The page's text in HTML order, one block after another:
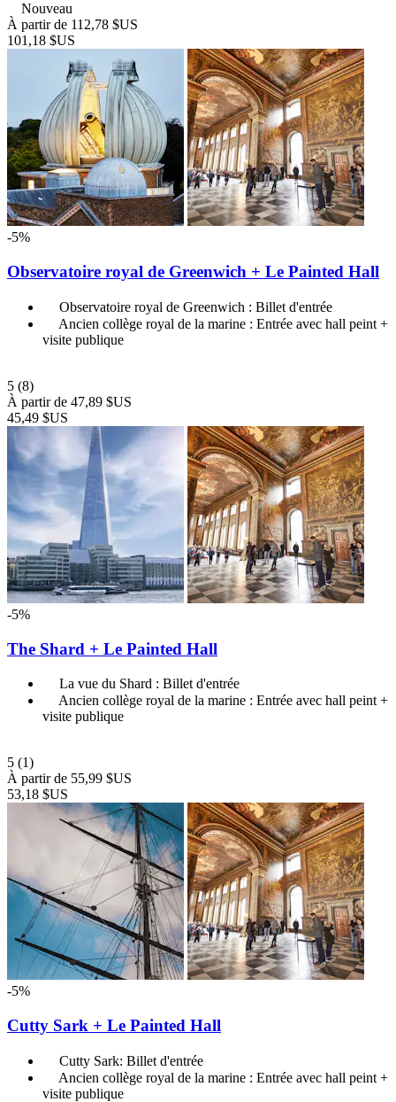
Nouveau
À partir de 112,78 $US
101,18 $US
-5%
Observatoire royal de Greenwich + Le Painted Hall
Observatoire royal de Greenwich : Billet d'entrée
Ancien collège royal de la marine : Entrée avec hall peint +
visite publique
5 (8)
À partir de 47,89 $US
45,49 $US
-5%
The Shard + Le Painted Hall
La vue du Shard : Billet d'entrée
Ancien collège royal de la marine : Entrée avec hall peint +
visite publique
5 (1)
À partir de 55,99 $US
53,18 $US
-5%
Cutty Sark + Le Painted Hall
Cutty Sark: Billet d'entrée
Ancien collège royal de la marine : Entrée avec hall peint +
visite publique